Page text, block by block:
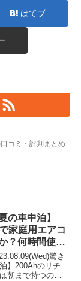
はてブ
コミ・評判まとめ
の車中泊】
家庭用エアコ
？何時間使え
グカー☆驚き
】200Ahのリチ
朝まで持つの